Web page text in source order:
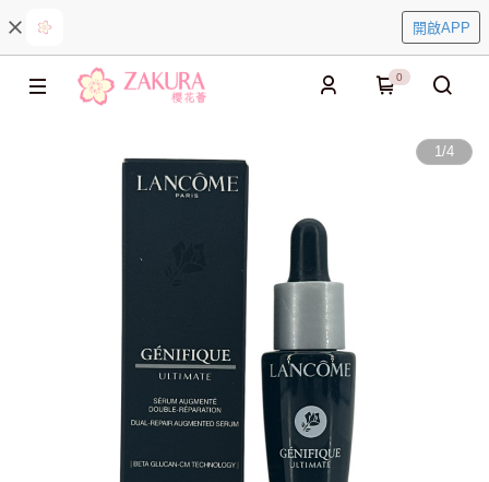
開啟APP
0
1/4